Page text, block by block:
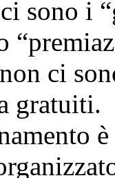
sono i
ci
gratuiti.